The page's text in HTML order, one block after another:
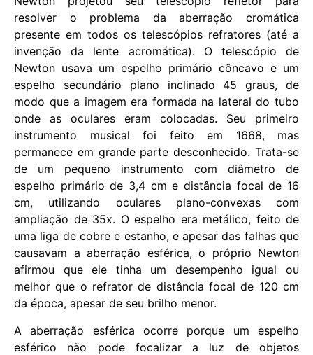
resolver o problema da aberração cromática
presente em todos os telescópios refratores (até a
invenção da lente acromática). O telescópio de
Newton usava um espelho primário côncavo e um
espelho secundário plano inclinado 45 graus, de
modo que a imagem era formada na lateral do tubo
onde as oculares eram colocadas. Seu primeiro
instrumento musical foi feito em 1668, mas
permanece em grande parte desconhecido. Trata-se
de um pequeno instrumento com diâmetro de
espelho primário de 3,4 cm e distância focal de 16
cm, utilizando oculares plano-convexas com
ampliação de 35x. O espelho era metálico, feito de
uma liga de cobre e estanho, e apesar das falhas que
causavam a aberração esférica, o próprio Newton
afirmou que ele tinha um desempenho igual ou
melhor que o refrator de distância focal de 120 cm
da época, apesar de seu brilho menor.
A aberração esférica ocorre porque um espelho
esférico não pode focalizar a luz de objetos